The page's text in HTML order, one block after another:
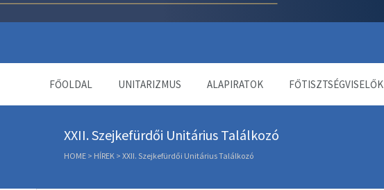
FŐOLDAL UNITARIZMUS ALAPIRATOK FŐTISZTSÉGVISELŐK
XXII. Szejkefürdői Unitárius Találkozó
HOME > HÍREK > XXII. Szejkefürdői Unitárius Találkozó